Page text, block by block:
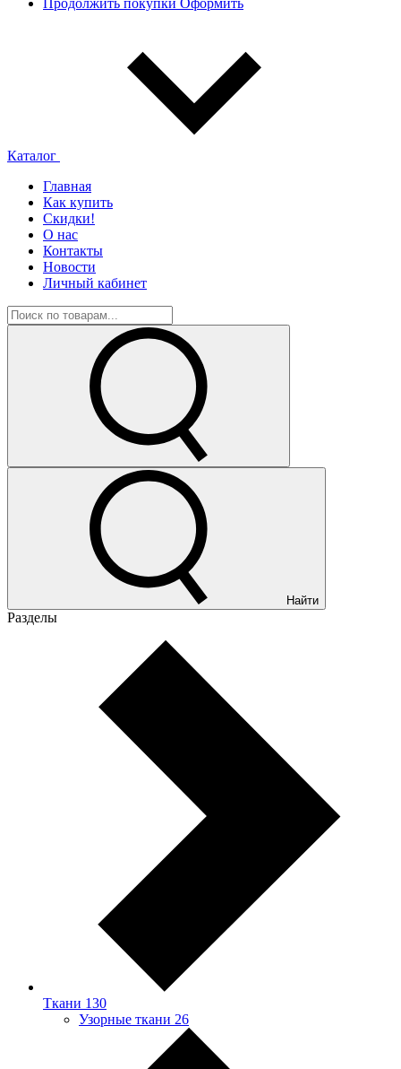
Продолжить покупки Оформить
Каталог
Главная
Как купить
Скидки!
О нас
Контакты
Новости
Личный кабинет
Найти
Разделы
Ткани 130
Узорные ткани 26